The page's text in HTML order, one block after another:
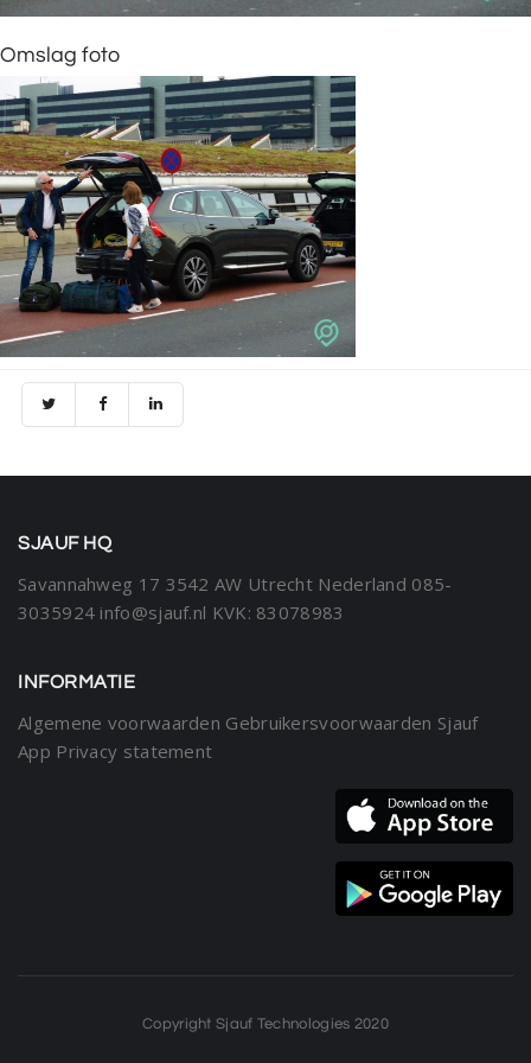
Omslag foto
SJAUF HQ
Savannahweg 17 3542 AW Utrecht Nederland 085-
3035924 info@sjauf.nl KVK: 83078983
INFORMATIE
Algemene voorwaarden Gebruikersvoorwaarden Sjauf
App Privacy statement
Copyright Sjauf Technologies 2020